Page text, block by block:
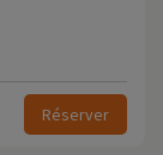
Réserver